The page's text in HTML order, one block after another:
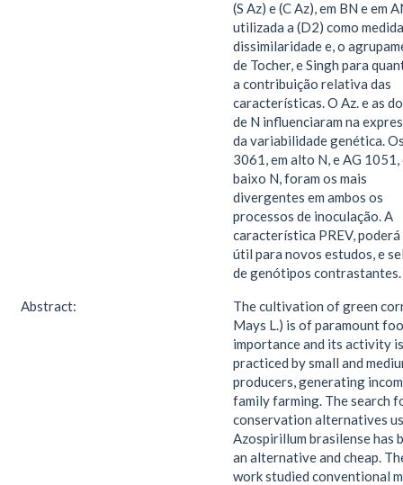
(S Az) e (C Az), em BN e em
utilizada a (D2) como
dissimilaridade e, o
de Tocher, e Singh para
a contribuição relativa das
características. O Az. e as
de N influenciaram na
da variabilidade genética.
3061, em alto N, e AG 1051,
baixo N, foram os mais
divergentes em ambos os
processos de inoculação. A
característica PREV, poderá
útil para novos estudos, e
de genótipos contrastantes.
Abstract:
The cultivation of green
Mays L.) is of paramount
importance and its activity is
practiced by small and
producers, generating
family farming. The search
conservation alternatives
Azospirillum brasilense has
an alternative and cheap.
work studied conventional